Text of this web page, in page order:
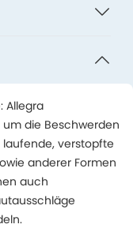
Allegra
die Beschwerden
verstopfte
anderer Formen
auch